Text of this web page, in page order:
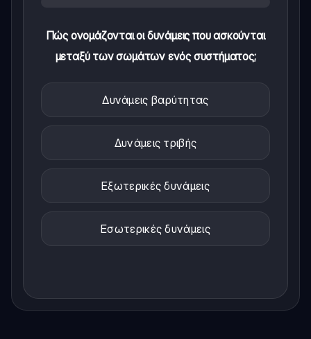
Πώς ονομάζονται οι δυνάμεις που ασκούνται
μεταξύ των σωμάτων ενός συστήματος;
Δυνάμεις βαρύτητας
Δυνάμεις τριβής
Εξωτερικές δυνάμεις
Εσωτερικές δυνάμεις